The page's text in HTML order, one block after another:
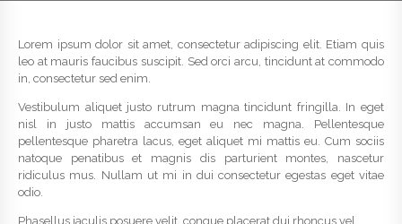
Lorem ipsum dolor sit amet, consectetur adipiscing elit. Etiam quis
leo at mauris faucibus suscipit. Sed orci arcu, tincidunt at commodo
in, consectetur sed enim.
Vestibulum aliquet justo rutrum magna tincidunt fringilla. In eget
nisl in justo mattis accumsan eu nec magna. Pellentesque
pellentesque pharetra lacus, eget aliquet mi mattis eu. Cum sociis
natoque penatibus et magnis dis parturient montes, nascetur
ridiculus mus. Nullam ut mi in dui consectetur egestas eget vitae
odio.
Phasellus iaculis posuere velit, congue placerat dui rhoncus vel.